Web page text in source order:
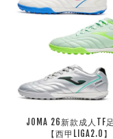
JOMA 26新款成人TF
【西甲LIGA2.0】